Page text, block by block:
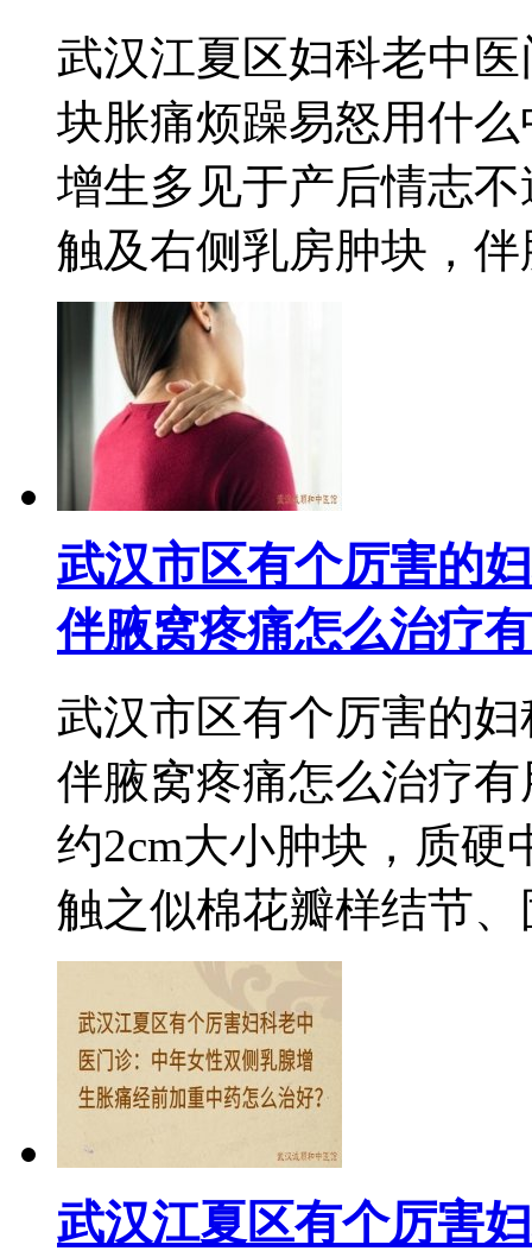
武汉江夏区妇科老中
块胀痛烦躁易怒用什
增生多见于产后情志
触及右侧乳房肿块，伴
武汉市区有个厉害的
伴腋窝疼痛怎么治疗有
武汉市区有个厉害的
伴腋窝疼痛怎么治疗
约2cm大小肿块，质硬
触之似棉花瓣样结节、
武汉江夏区有个厉害